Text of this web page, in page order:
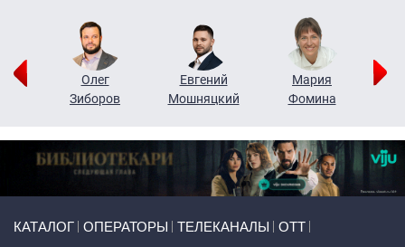
Олег
Зиборов
Евгений
Мошняцкий
Мария
Фомина
КАТАЛОГ ОПЕРАТОРЫ ТЕЛЕКАНАЛЫ ОТТ